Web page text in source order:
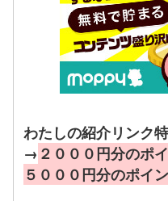
わたしの紹介リンク
→ ２０００円分のポ
５０００円分のポイ